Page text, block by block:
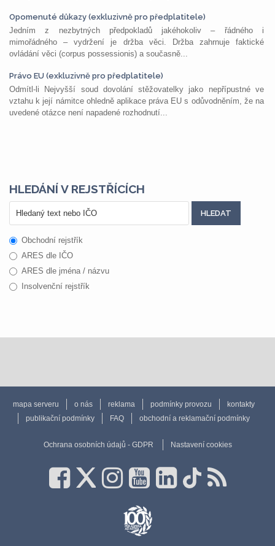
Opomenuté důkazy (exkluzivně pro předplatitele)
Jedním z nezbytných předpokladů jakéhokoliv – řádného i
mimořádného – vydržení je držba věci. Držba zahrnuje faktické
ovládání věci (corpus possessionis) a současně...
Právo EU (exkluzivně pro předplatitele)
Odmítl-li Nejvyšší soud dovolání stěžovatelky jako nepřípustné ve
vztahu k její námitce ohledně aplikace práva EU s odůvodněním, že na
uvedené otázce není napadené rozhodnutí...
HLEDÁNÍ V REJSTŘÍCÍCH
Obchodní rejstřík
ARES dle IČO
ARES dle jména / názvu
Insolvenční rejstřík
mapa serveru o nás reklama podmínky provozu
kontakty
publikační podmínky
FAQ obchodní a reklamační podmínky
Ochrana osobních údajů - GDPR Nastavení cookies